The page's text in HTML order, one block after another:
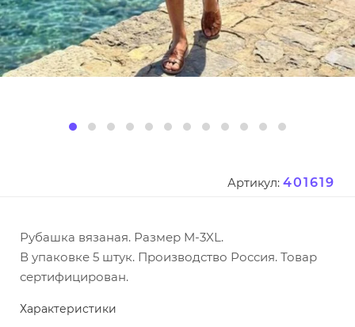
Артикул: 401619
Рубашка вязаная. Размер M-3XL.
В упаковке 5 штук. Производство Россия. Товар
сертифицирован.
Характеристики